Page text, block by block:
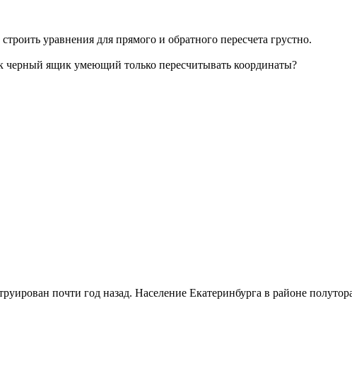
уравнения для прямого и обратного пересчета грустно.
черный ящик умеющий только пересчитывать координаты?
почти год назад. Население Екатеринбурга в районе